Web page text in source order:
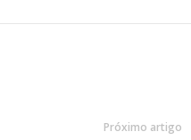
Próximo artigo